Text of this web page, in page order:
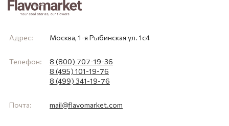
Адрес: Москва, 1-я Рыбинская ул. 1с4
Телефон:
8 (800) 707-19-36
8 (495) 101-19-76
8 (499) 341-19-76
Почта: mail@flavomarket.com